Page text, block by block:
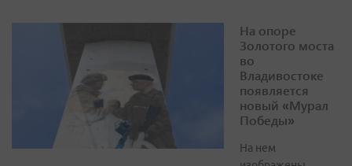
На опоре
Золотого моста
во
Владивостоке
появляется
новый «Мурал
Победы»
На нем